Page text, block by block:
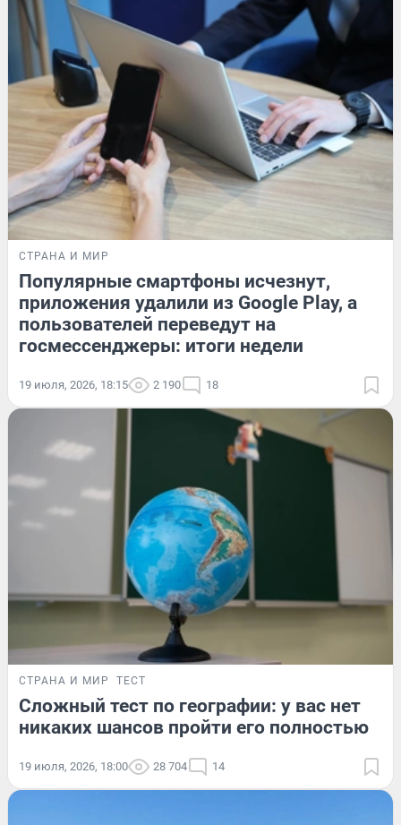
СТРАНА И МИР
Популярные смартфоны исчезнут,
приложения удалили из Google Play, а
пользователей переведут на
госмессенджеры: итоги недели
19 июля, 2026, 18:15 2 190 18
СТРАНА И МИР ТЕСТ
Сложный тест по географии: у вас нет
никаких шансов пройти его полностью
19 июля, 2026, 18:00 28 704 14